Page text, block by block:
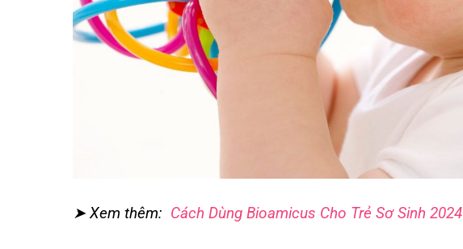
➤ Xem thêm: Cách Dùng Bioamicus Cho Trẻ Sơ Sinh 2024